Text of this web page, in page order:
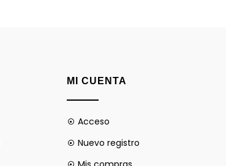
MI CUENTA
Acceso
Nuevo registro